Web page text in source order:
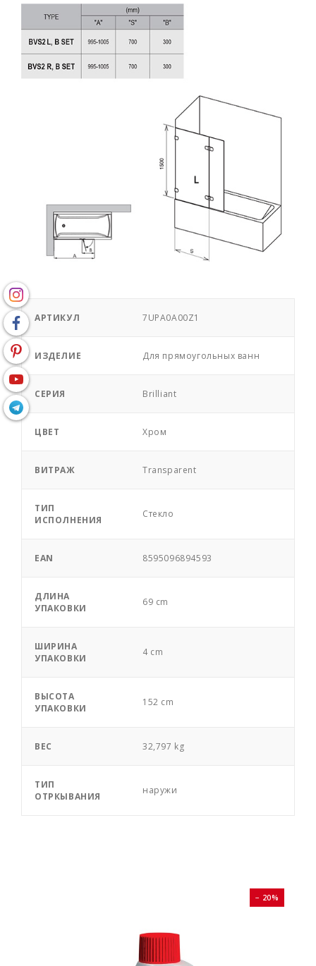
АРТИКУЛ 7UPA0A00Z1
ИЗДЕЛИЕ Для прямоугольных ванн
СЕРИЯ Brilliant
ЦВЕТ Хром
ВИТРАЖ Transparent
ТИП
ИСПОЛНЕНИЯ
Стекло
EAN 8595096894593
ДЛИНА
УПАКОВКИ
69 cm
ШИРИНА
УПАКОВКИ
4 cm
ВЫСОТА
УПАКОВКИ
152 cm
ВЕС 32,797 kg
ТИП
ОТРКЫВАНИЯ
наружи
− 20%